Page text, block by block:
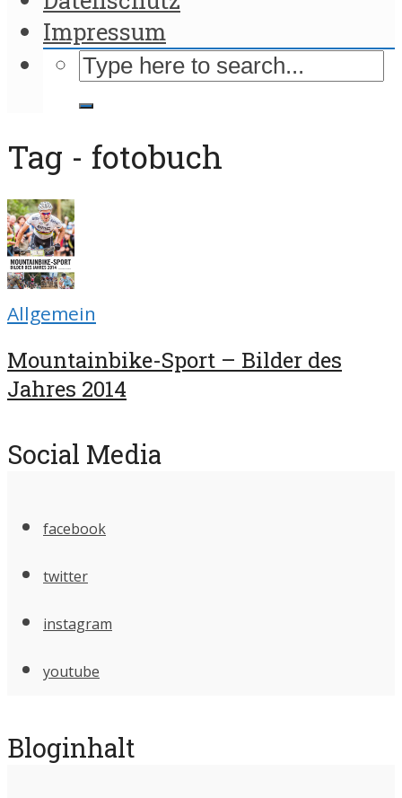
Impressum
Tag - fotobuch
Allgemein
Mountainbike-Sport – Bilder des
Jahres 2014
Social Media
facebook
twitter
instagram
youtube
Bloginhalt